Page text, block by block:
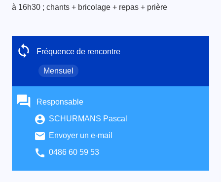
à 16h30 ; chants + bricolage + repas + prière
Fréquence de rencontre
Mensuel
Responsable
SCHURMANS Pascal
Envoyer un e-mail
0486 60 59 53